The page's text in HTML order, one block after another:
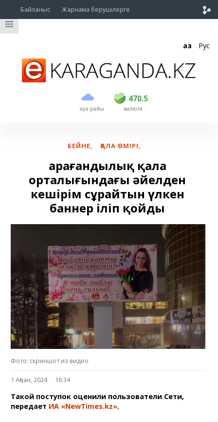
Байланыс Жарнама берушілерге
Қаз Рус
ауа райы
470.5
USD 468.5 470.5
EUR валюта
БЕЙНЕ, ҚАЛА ӨМІРІ,
Қарағандылық қала
орталығындағы әйелден
кешірім сұрайтын үлкен
баннер іліп қойды
Фото: скриншот из видео
1 Ақпан, 2024 16:34
Такой поступок оценили пользователи Сети,
передает ИА «NewTimes.kz».